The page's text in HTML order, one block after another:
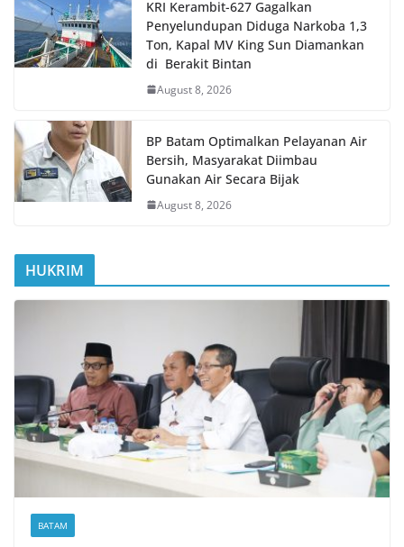
KRI Kerambit-627 Gagalkan
Penyelundupan Diduga Narkoba 1,3
Ton, Kapal MV King Sun Diamankan
di Berakit Bintan
August 8, 2026
BP Batam Optimalkan Pelayanan Air
Bersih, Masyarakat Diimbau
Gunakan Air Secara Bijak
August 8, 2026
HUKRIM
BATAM